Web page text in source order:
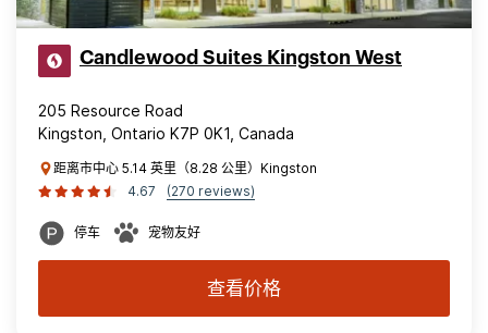
Candlewood Suites Kingston West
205 Resource Road
Kingston, Ontario K7P 0K1, Canada
距离市中心 5.14 英里（8.28 公里）Kingston
4.67
(270 reviews)
停车 宠物友好
查看价格